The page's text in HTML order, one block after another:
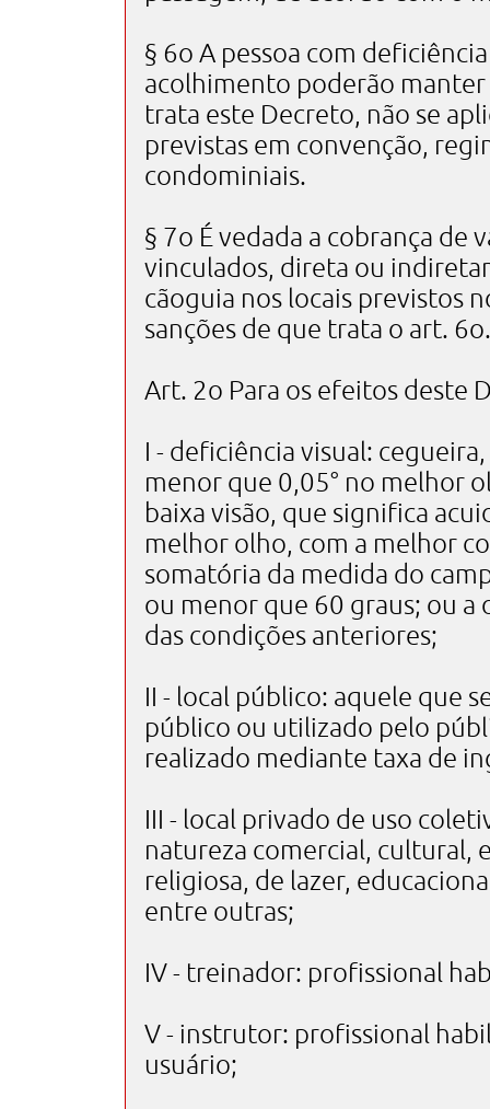
§ 6o A pessoa com
acolhimento poderão manter
trata este Decreto, não se
previstas em convenção,
condominiais.
§ 7o É vedada a cobrança de
vinculados, direta ou
cãoguia nos locais previstos
sanções de que trata o art. 6o.
Art. 2o Para os efeitos deste
I - deficiência visual:
menor que 0,05° no melhor
baixa visão, que significa
melhor olho, com a melhor
somatória da medida do
ou menor que 60 graus; ou
das condições anteriores;
II - local público: aquele que
público ou utilizado pelo
realizado mediante taxa de
III - local privado de uso
natureza comercial, cultural,
religiosa, de lazer,
entre outras;
IV - treinador: profissional
V - instrutor: profissional
usuário;